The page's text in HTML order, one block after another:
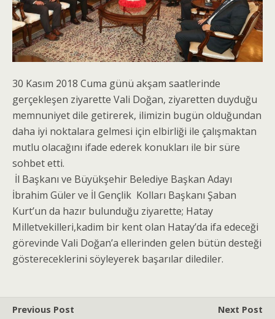
30 Kasım 2018 Cuma günü akşam saatlerinde
gerçekleşen ziyarette Vali Doğan, ziyaretten duyduğu
memnuniyet dile getirerek, ilimizin bugün olduğundan
daha iyi noktalara gelmesi için elbirliği ile çalışmaktan
mutlu olacağını ifade ederek konukları ile bir süre
sohbet etti.
İl Başkanı ve Büyükşehir Belediye Başkan Adayı
İbrahim Güler ve İl Gençlik Kolları Başkanı Şaban
Kurt’un da hazır bulunduğu ziyarette; Hatay
Milletvekilleri,kadim bir kent olan Hatay’da ifa edeceği
görevinde Vali Doğan’a ellerinden gelen bütün desteği
göstereceklerini söyleyerek başarılar dilediler.
Previous Post
Next Post